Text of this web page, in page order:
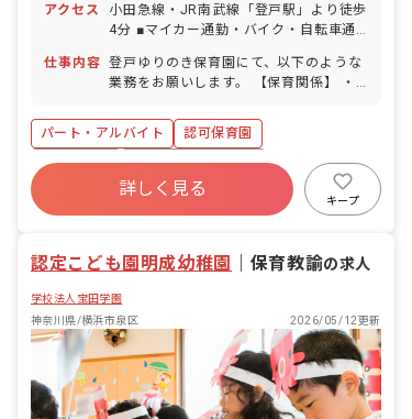
産後・育児休暇（取得率100%、復帰率
100%） ■子の看護・介護休暇（最大各
10日）
アクセス
小田急線・JR南武線「登戸駅」より徒歩
4分 ■マイカー通勤・バイク・自転車通
仕事内容 登戸ゆりのき保育園にて、以下のような
業務をお願いします。 【保育関係】 ・
・保育環境整備（保育教材準備・安全点
検等） ・子どもの健康・家庭状況の把握
等 【保護者との連携】 ・保護者との連
絡、通信 【記録関係】 ・指導計画
（年・月・週日案）の打ち合わせ参加 ・
観察個人記録、会議の記録の確認 など
パート・アルバイト
認可保育園
正社員登用
ボーナス・賞与あり
社会保険完備
有給
残業少なめ
詳しく見る
キープ
認定こども園明成幼稚園 保育教諭の求人
学校法人宝田学園
神奈川県/横浜市泉区
2026/05/12更新